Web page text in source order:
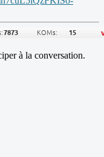
à la conversation.